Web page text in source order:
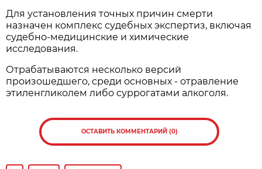
Для установления точных причин смерти
назначен комплекс судебных экспертиз, включая
судебно-медицинские и химические
исследования.
Отрабатываются несколько версий
произошедшего, среди основных - отравление
этиленгликолем либо суррогатами алкоголя.
ОСТАВИТЬ КОММЕНТАРИЙ (0)